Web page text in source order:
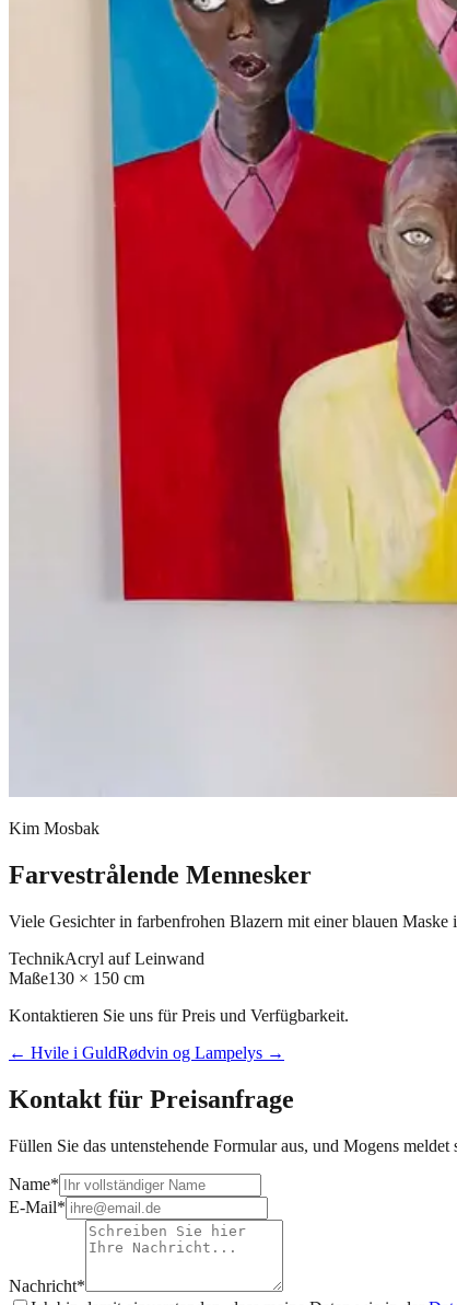
Kim Mosbak
Farvestrålende Mennesker
Viele Gesichter in farbenfrohen Blazern mit einer blauen
TechnikAcryl auf Leinwand
Maße130 × 150 cm
Kontaktieren Sie uns für Preis und Verfügbarkeit.
← Hvile i GuldRødvin og Lampelys →
Kontakt für Preisanfrage
Füllen Sie das untenstehende Formular aus, und Mogens
Name*
E-Mail*
Nachricht*